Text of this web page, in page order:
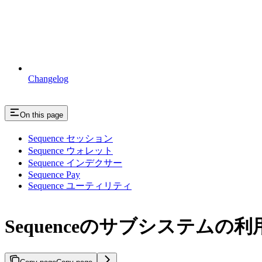
Changelog
On this page
Sequence セッション
Sequence ウォレット
Sequence インデクサー
Sequence Pay
Sequence ユーティリティ
Sequenceのサブシステムの利